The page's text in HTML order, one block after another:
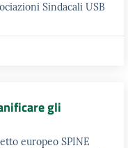
Sindacali USB
gli
europeo SPINE